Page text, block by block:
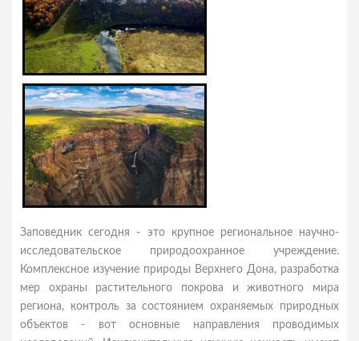
Заповедник сегодня - это крупное региональное научно-
исследовательское природоохранное учреждение.
Комплексное изучение природы Верхнего Дона, разработка
мер охраны растительного покрова и животного мира
региона, контроль за состоянием охраняемых природных
объектов - вот основные направления проводимых